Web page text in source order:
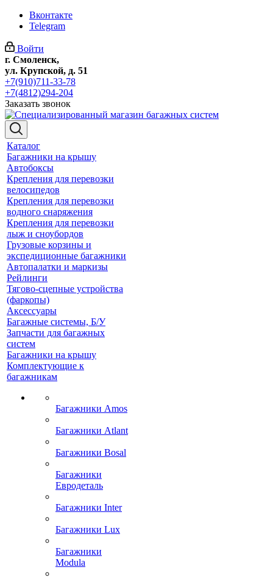
Вконтакте
Telegram
Войти
г. Смоленск,
ул. Крупской, д. 51
+7(910)711-33-78
+7(4812)294-204
Заказать звонок
Каталог
Багажники на крышу
Автобоксы
Крепления для перевозки
велосипедов
Крепления для перевозки
водного снаряжения
Крепления для перевозки
лыж и сноубордов
Грузовые корзины и
экспедиционные багажники
Автопалатки и маркизы
Рейлинги
Тягово-сцепные устройства
(фаркопы)
Аксессуары
Багажные системы, Б/У
Запчасти для багажных
систем
Багажники на крышу
Комплектующие к
багажникам
Багажники Amos
Багажники Atlant
Багажники Bosal
Багажники
Евродеталь
Багажники Inter
Багажники Lux
Багажники
Modula